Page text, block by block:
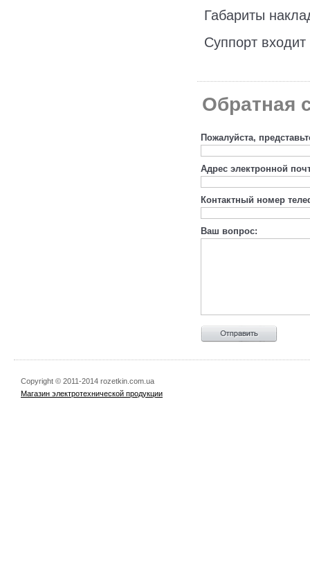
Габариты
Суппорт
Обратная
Пожалуйста,
Адрес электронной
Контактный номер
Ваш вопрос:
Copyright © 2011-2014 rozetkin.com.ua
Магазин электротехнической продукции